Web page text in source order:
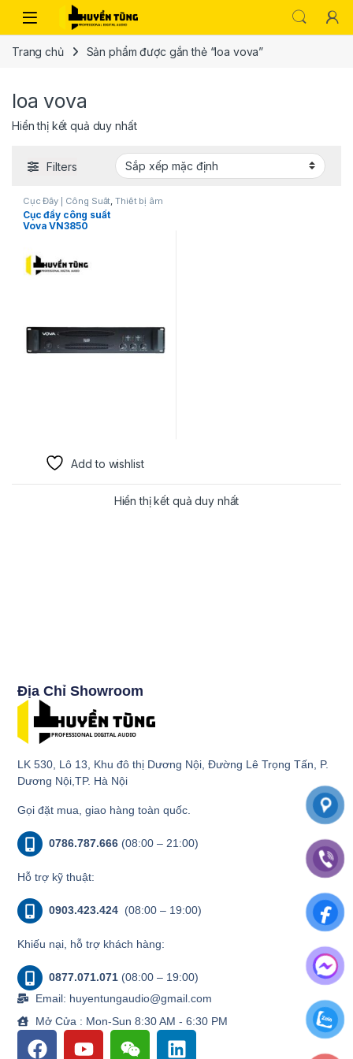
Trang chủ Sản phẩm được gắn thẻ “loa vova”
loa vova
Hiển thị kết quả duy nhất
Filters
Cục Đẩy | Công Suất ,Thiết bị âm
thanh karaoke | KTV
Cục đẩy công suất
Vova VN3850
Add to wishlist
Hiển thị kết quả duy nhất
Địa Chỉ Showroom
LK 530, Lô 13, Khu đô thị Dương Nội, Đường Lê Trọng Tấn, P.
Dương Nội,TP. Hà Nội
Gọi đặt mua, giao hàng toàn quốc.
0786.787.666 (08:00 – 21:00)
Hỗ trợ kỹ thuật:
0903.423.424 (08:00 – 19:00)
Khiếu nại, hỗ trợ khách hàng:
0877.071.071 (08:00 – 19:00)
Email: huyentungaudio@gmail.com
Mở Cửa : Mon-Sun 8:30 AM - 6:30 PM